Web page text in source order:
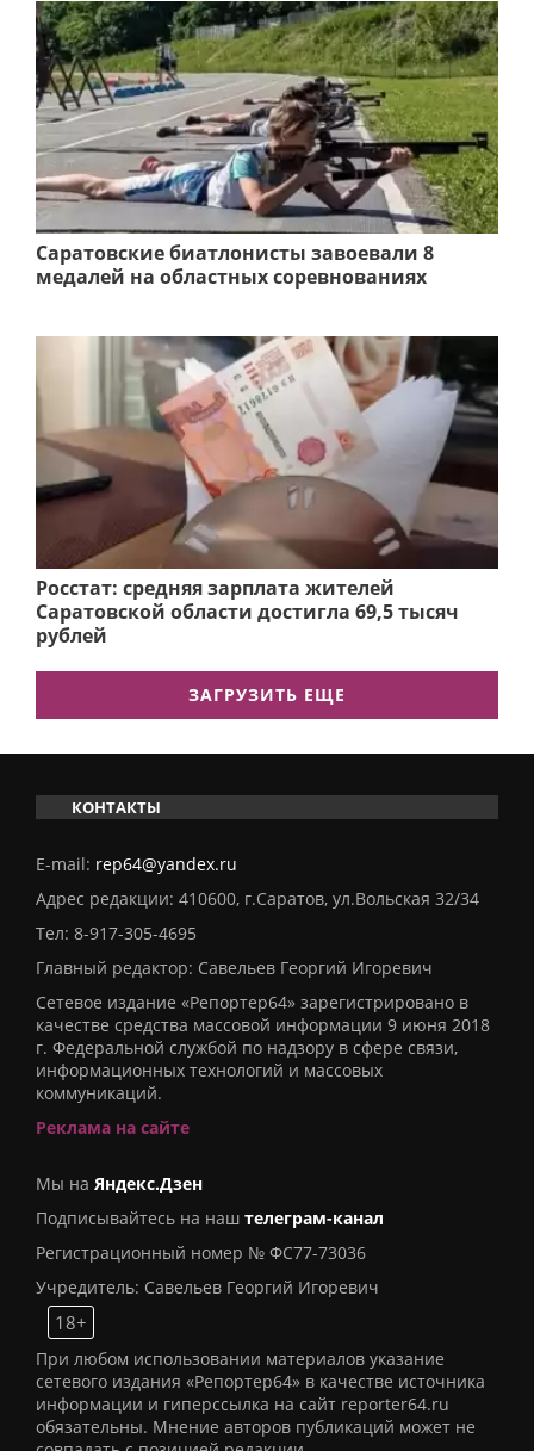
Саратовские биатлонисты завоевали 8
медалей на областных соревнованиях
Росстат: средняя зарплата жителей
Саратовской области достигла 69,5 тысяч
рублей
ЗАГРУЗИТЬ ЕЩЕ
КОНТАКТЫ
E-mail: rep64@yandex.ru
Адрес редакции: 410600, г.Саратов, ул.Вольская 32/34
Тел: 8-917-305-4695
Главный редактор: Савельев Георгий Игоревич
Сетевое издание «Репортер64» зарегистрировано в
качестве средства массовой информации 9 июня 2018
г. Федеральной службой по надзору в сфере связи,
информационных технологий и массовых
коммуникаций.
Реклама на сайте
Мы на Яндекс.Дзен
Подписывайтесь на наш телеграм-канал
Регистрационный номер № ФС77-73036
Учредитель: Савельев Георгий Игоревич
18+
При любом использовании материалов указание
сетевого издания «Репортер64» в качестве источника
информации и гиперссылка на сайт reporter64.ru
обязательны. Мнение авторов публикаций может не